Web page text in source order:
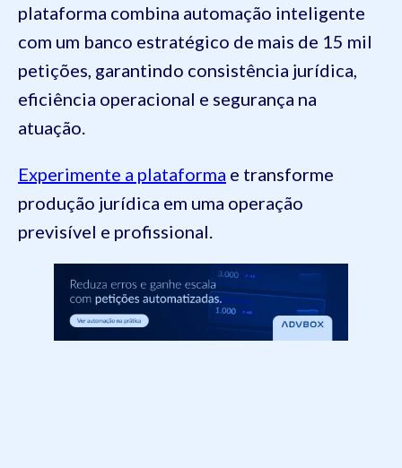
plataforma combina automação inteligente
com um banco estratégico de mais de 15 mil
petições, garantindo consistência jurídica,
eficiência operacional e segurança na
atuação.
Experimente a plataforma e transforme
produção jurídica em uma operação
previsível e profissional.